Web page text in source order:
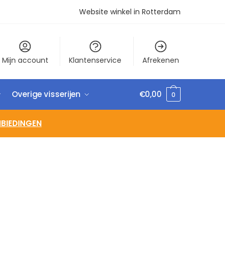
Website winkel in Rotterdam
Mijn account Klantenservice Afrekenen
Overige visserijen €0,00 0